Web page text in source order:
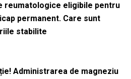
reumatologice eligibile pentru
permanent. Care sunt
stabilite
Administrarea de magneziu